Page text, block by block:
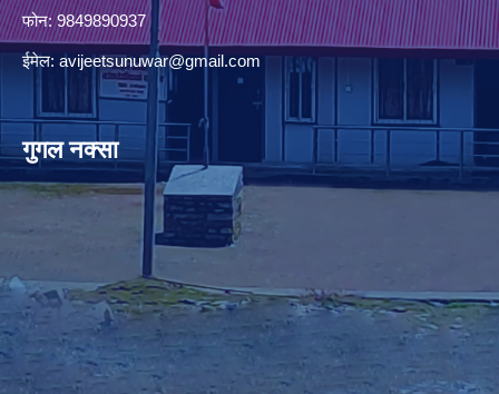
फोन: 9849890937
ईमेल: avijeetsunuwar@gmail.com
गुगल नक्सा